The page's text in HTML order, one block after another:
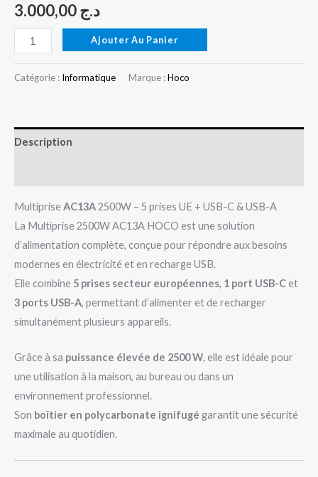
د.ج
Ajouter Au Panier
Catégorie : Informatique Marque :Hoco
Description
MultipriseAC13A2500W – 5 prises UE + USB-C & USB-A
La Multiprise 2500W AC13A HOCO est une solution
d’alimentation complète, conçue pour répondre aux besoins
modernes en électricité et en recharge USB.
Elle combine 5 prises secteur européennes, 1 port USB-Cet
3 ports USB-A, permettant d’alimenter et de recharger
simultanément plusieurs appareils.
Grâce à sa puissance élevée de 2500 W, elle est idéale pour
une utilisation à la maison, au bureau ou dans un
environnement professionnel.
Son boîtier en polycarbonate ignifugé garantit une sécurité
maximale au quotidien.